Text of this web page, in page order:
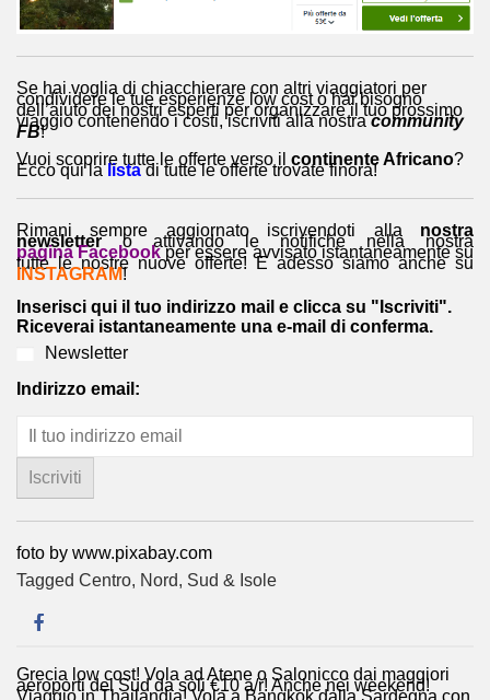
Se hai voglia di chiacchierare con altri viaggiatori per
condividere le tue esperienze low cost o hai bisogno
dell’aiuto dei nostri esperti per organizzare il tuo prossimo
viaggio contenendo i costi, iscriviti alla nostracommunity
FB!
Vuoi scoprire tutte le offerte verso il continente Africano?
Ecco qui la listadi tutte le offerte trovate finora!
Rimani sempre aggiornato iscrivendoti alla nostra
newslettero attivando le notifiche nella nostra
pagina Facebookper essere avvisato istantaneamente su
tutte le nostre nuove offerte! E adesso siamo anche su
INSTAGRAM!
Inserisci qui il tuo indirizzo mail e clicca su "Iscriviti".
Riceverai istantaneamente una e-mail di conferma.
Newsletter
Indirizzo email:
foto by www.pixabay.com
Tagged Centro, Nord, Sud & Isole
Navigazione
Grecia low cost! Vola ad Atene o Salonicco dai maggiori
aeroporti del Sud da soli €10 a/r! Anche nei weekend!
Viaggio in Thailandia! Vola a Bangkok dalla Sardegna con